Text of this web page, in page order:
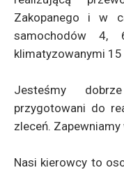
Zakopanego i w
samochodów
klimatyzowanymi
Jesteśmy
przygotowani do
zleceń.
Nasi kierowcy to